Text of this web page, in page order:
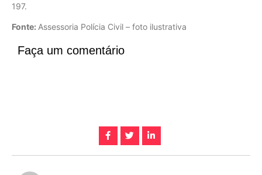
197.
Fonte: Assessoria Polícia Civil – foto ilustrativa
Faça um comentário